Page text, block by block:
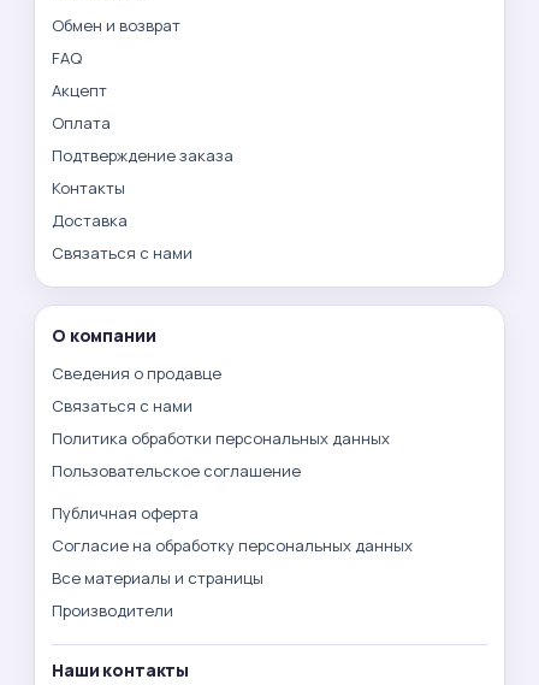
Обмен и возврат
FAQ
Акцепт
Оплата
Подтверждение заказа
Контакты
Доставка
Связаться с нами
О компании
Сведения о продавце
Связаться с нами
Политика обработки персональных данных
Пользовательское соглашение
Публичная оферта
Согласие на обработку персональных данных
Все материалы и страницы
Производители
Наши контакты